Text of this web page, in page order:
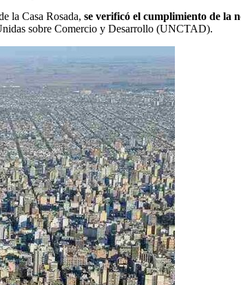
la Casa Rosada, se verificó el cumplimiento de la
sobre Comercio y Desarrollo (UNCTAD).